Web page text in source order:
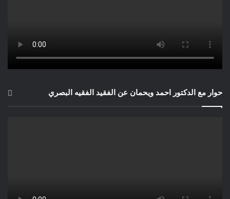
حوار مع الدكتور احمد ويحمان عن الفقيد الفقيه البصري